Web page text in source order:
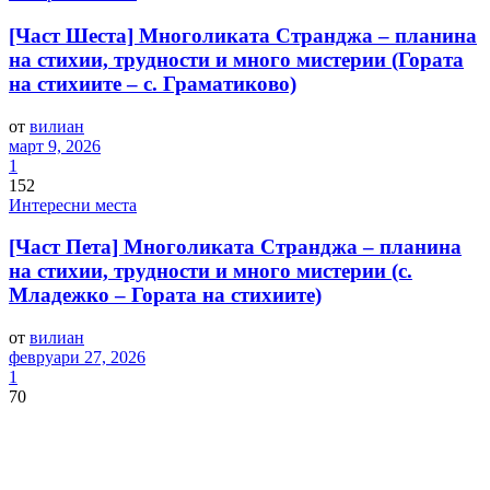
[Част Шеста] Многоликата Странджа – планина
на стихии, трудности и много мистерии (Гората
на стихиите – с. Граматиково)
от вилиан
март 9, 2026
1
152
Интересни места
[Част Пета] Многоликата Странджа – планина
на стихии, трудности и много мистерии (с.
Младежко – Гората на стихиите)
от вилиан
февруари 27, 2026
1
70